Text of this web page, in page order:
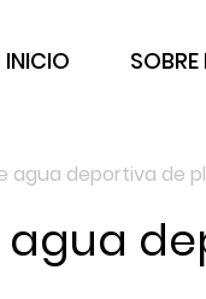
INICIO
agua deportiva de
agua